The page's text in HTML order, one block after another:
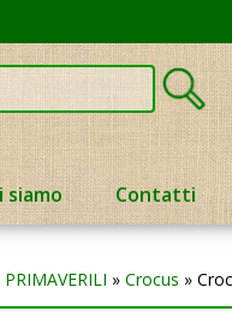
siamo Contatti
» Crocus »